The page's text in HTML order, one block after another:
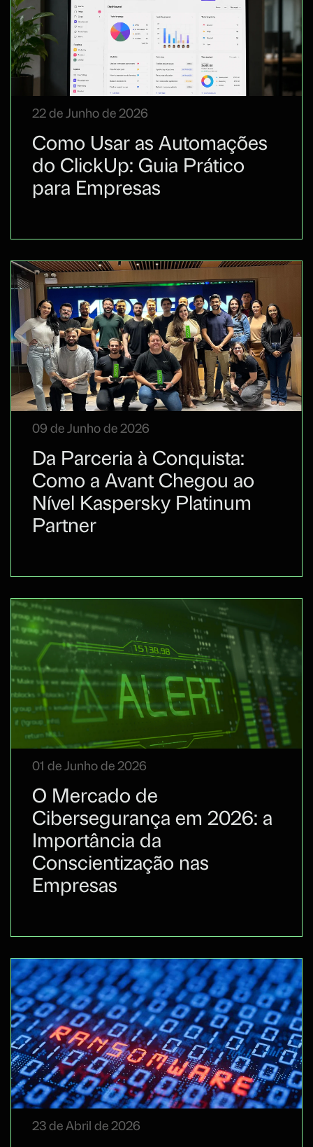
22 de Junho de 2026
Como Usar as Automações
do ClickUp: Guia Prático
para Empresas
09 de Junho de 2026
Da Parceria à Conquista:
Como a Avant Chegou ao
Nível Kaspersky Platinum
Partner
01 de Junho de 2026
O Mercado de
Cibersegurança em 2026: a
Importância da
Conscientização nas
Empresas
23 de Abril de 2026